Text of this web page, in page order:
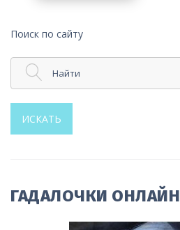
Поиск по сайту
Найти
ИСКАТЬ
ГАДАЛОЧКИ ОНЛАЙН